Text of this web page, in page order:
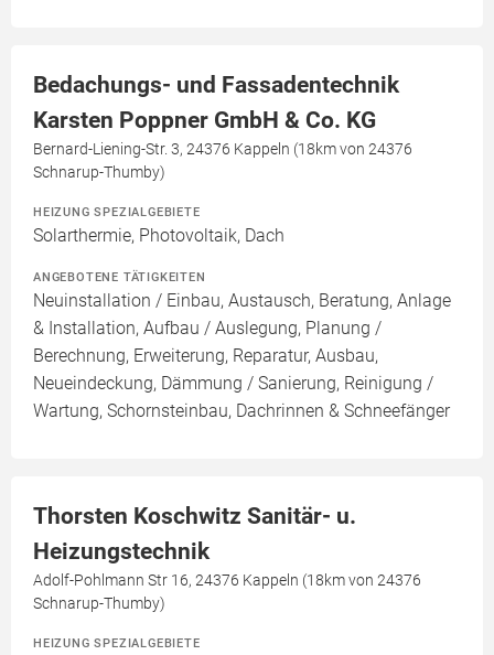
Bedachungs- und Fassadentechnik
Karsten Poppner GmbH & Co. KG
Bernard-Liening-Str. 3, 24376 Kappeln (18km von 24376
Schnarup-Thumby)
HEIZUNG SPEZIALGEBIETE
Solarthermie, Photovoltaik, Dach
ANGEBOTENE TÄTIGKEITEN
Neuinstallation / Einbau, Austausch, Beratung, Anlage
& Installation, Aufbau / Auslegung, Planung /
Berechnung, Erweiterung, Reparatur, Ausbau,
Neueindeckung, Dämmung / Sanierung, Reinigung /
Wartung, Schornsteinbau, Dachrinnen & Schneefänger
Thorsten Koschwitz Sanitär- u.
Heizungstechnik
Adolf-Pohlmann Str 16, 24376 Kappeln (18km von 24376
Schnarup-Thumby)
HEIZUNG SPEZIALGEBIETE